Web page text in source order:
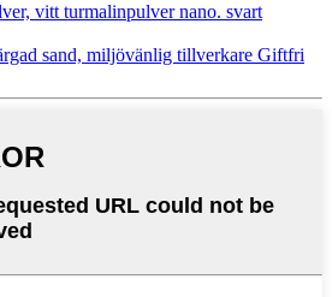
vitt turmalinpulver nano. svart
sand, miljövänlig tillverkare Giftfri